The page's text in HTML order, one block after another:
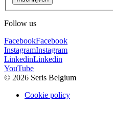
Follow us
FacebookFacebook
InstagramInstagram
LinkedinLinkedin
YouTube
© 2026 Seris Belgium
Cookie policy